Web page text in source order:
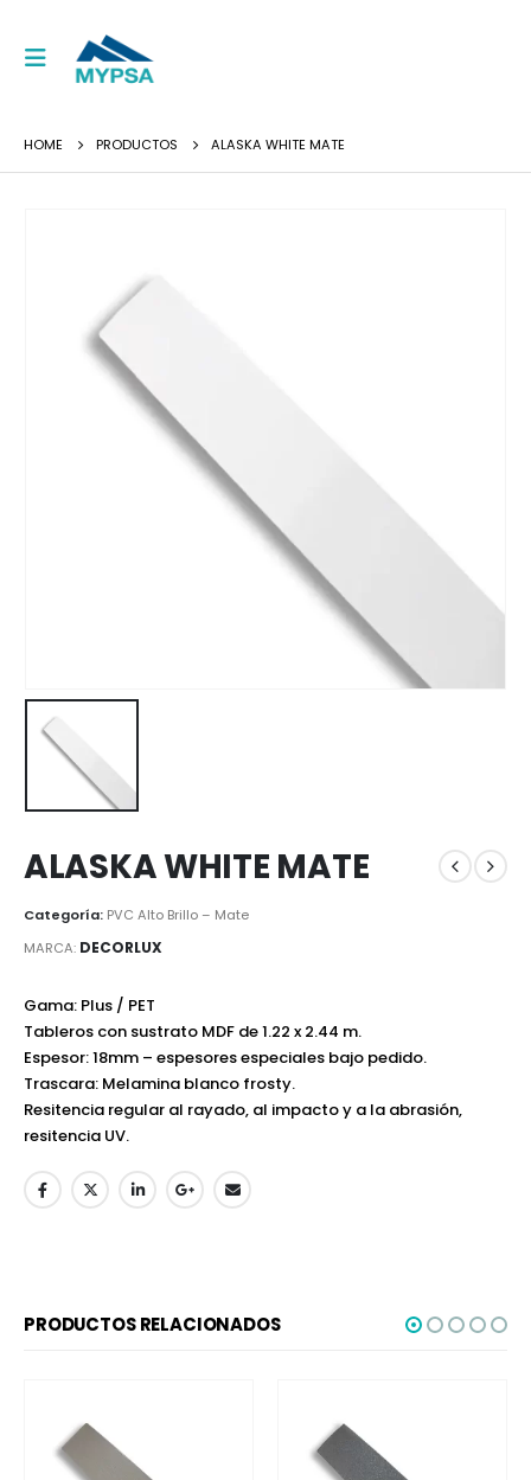
HOME PRODUCTOS ALASKA WHITE MATE
ALASKA WHITE MATE
Categoría: PVC Alto Brillo – Mate
MARCA: DECORLUX
Gama: Plus / PET
Tableros con sustrato MDF de 1.22 x 2.44 m.
Espesor: 18mm – espesores especiales bajo pedido.
Trascara: Melamina blanco frosty.
Resitencia regular al rayado, al impacto y a la abrasión,
resitencia UV.
PRODUCTOS RELACIONADOS